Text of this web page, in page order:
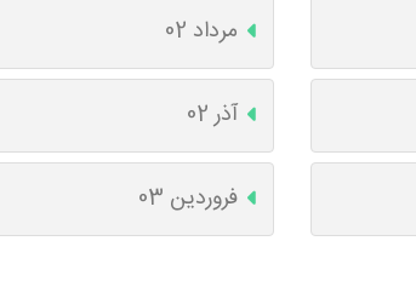
مرداد 02
آذر 02
فروردین 03